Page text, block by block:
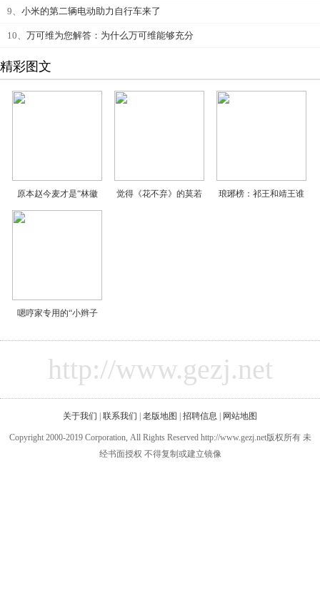
9、 小米的第二辆电动助力自行车来了
10、 万可维为您解答：为什么万可维能够充分
精彩图文
原本赵今麦才是“林徽 觉得《花不弃》的莫若 琅琊榜：祁王和靖王谁
嗯哼家专用的“小辫子
http://www.gezj.net
关于我们 联系我们 老版地图 招聘信息 网站地图
Copyright 2000-2019 Corporation, All Rights Reserved http://www.gezj.net版权所有 未
经书面授权 不得复制或建立镜像